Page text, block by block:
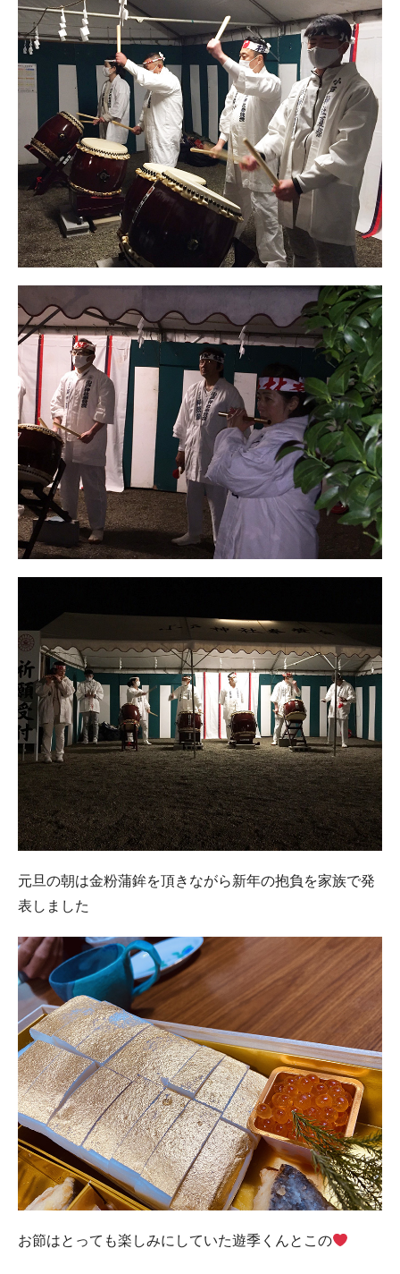
元旦の朝は金粉蒲鉾を頂きながら新年の抱負を家族で発
表しました
お節はとっても楽しみにしていた遊季くんとこの